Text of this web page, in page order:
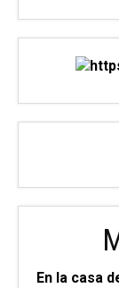
En la casa